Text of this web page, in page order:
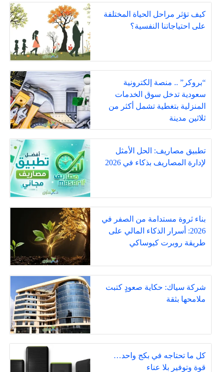
كيف تؤثر مراحل الحياة المختلفة
على احتياجاتنا النفسية؟
“بروكر” .. منصة إلكترونية
سعودية تدخل سوق الخدمات
المنزلية بتغطية تشمل أكثر من
ثلاثين مدينة
تطبيق مصاريف: الحل الأمثل
لإدارة المصاريف بذكاء في 2026
بناء ثروة مستدامة من الصفر في
2026: أسرار الذكاء المالي على
طريقة روبرت كيوساكي
شركة سياك: حكاية صعودٍ كتبت
ملامحها بثقة
كل ما تحتاجه في بكج واحد…
قوة وتوفير بلا عناء